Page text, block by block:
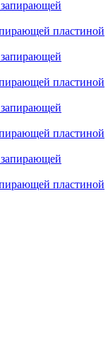
пластиной
пластиной
пластиной
пластиной